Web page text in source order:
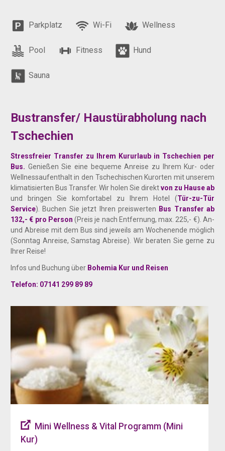
Parkplatz Wi-Fi Wellness
Pool Fitness Hund
Sauna
Bustransfer/ Haustürabholung nach
Tschechien
Stressfreier Transfer zu Ihrem Kururlaub in Tschechien per
Bus. Genießen Sie eine bequeme Anreise zu Ihrem Kur- oder
Wellnessaufenthalt in den Tschechischen Kurorten mit unserem
klimatisierten Bus Transfer. Wir holen Sie direktvon zu Hause ab
und bringen Sie komfortabel zu Ihrem Hotel (Tür-zu-Tür
Service). Buchen Sie jetzt Ihren preiswerten Bus Transfer ab
132,- € pro Person (Preis je nach Entfernung, max. 225,- €). An-
und Abreise mit dem Bus sind jeweils am Wochenende möglich
(Sonntag Anreise, Samstag Abreise). Wir beraten Sie gerne zu
Ihrer Reise!
Infos und Buchung über Bohemia Kur und Reisen
Telefon: 07141 299 89 89
Mini Wellness & Vital Programm (Mini
Kur)